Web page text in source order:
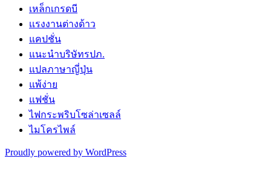
เหล็กเกรดบี
เเรงงานต่างด้าว
แคปชั่น
แนะนำบริษัทรปภ.
แปลภาษาญี่ปุ่น
แพ้ง่าย
แฟชั่น
ไฟกระพริบโซล่าเซลล์
ไมโครไพล์
Proudly powered by WordPress